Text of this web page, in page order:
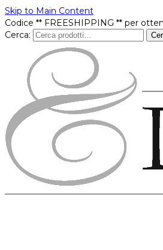
Skip to Main Content
Codice ** FREESHIPPING ** per
Cerca: